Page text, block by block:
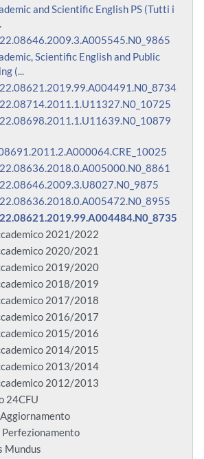
and Scientific English PS (Tutti i
Scientific English and Public
(...
2021/2022
2020/2021
2019/2020
2018/2019
2017/2018
2016/2017
2015/2016
2014/2015
2013/2014
2012/2013
24CFU
Perfezionamento
Mundus